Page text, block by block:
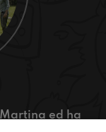
ed ha